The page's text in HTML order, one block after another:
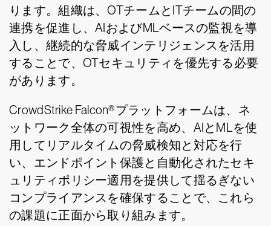
ります。組織は、OTチームとITチームの間の
連携を促進し、AIおよびMLベースの監視を導
入し、継続的な脅威インテリジェンスを活用
することで、OTセキュリティを優先する必要
があります。
CrowdStrike Falcon®プラットフォームは、ネ
ットワーク全体の可視性を高め、AIとMLを使
用してリアルタイムの脅威検知と対応を行
い、エンドポイント保護と自動化されたセキ
ュリティポリシー適用を提供して揺るぎない
コンプライアンスを確保することで、これら
の課題に正面から取り組みます。